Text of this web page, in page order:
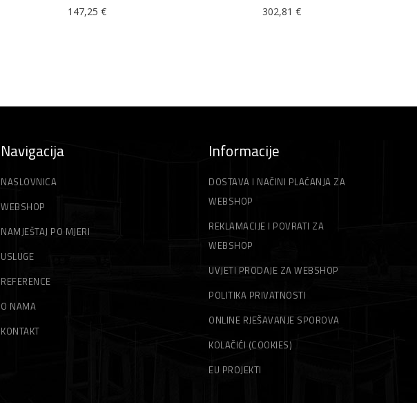
147,25 € 302,81€
Navigacija
NASLOVNICA
WEBSHOP
NAMJEŠTAJ PO MJERI
USLUGE
REFERENCE
O NAMA
KONTAKT
Informacije
DOSTAVA I NAČINI PLAĆANJA ZA
WEBSHOP
REKLAMACIJE I POVRATI ZA
WEBSHOP
UVJETI PRODAJE ZA WEBSHOP
POLITIKA PRIVATNOSTI
ONLINE RJEŠAVANJE SPOROVA
KOLAČIĆI (COOKIES)
EU PROJEKTI